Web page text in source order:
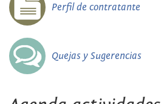
Perfil de contratante
Quejas y Sugerencias